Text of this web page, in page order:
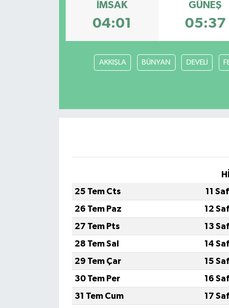
İMSAK
04:01
GÜNEŞ
05:37
AKKIŞLA BÜNYAN DEVELİ
25 Tem Cts
11
26 Tem Paz
12
27 Tem Pts
13
28 Tem Sal
14
29 Tem Çar
15
30 Tem Per
16
31 Tem Cum
17